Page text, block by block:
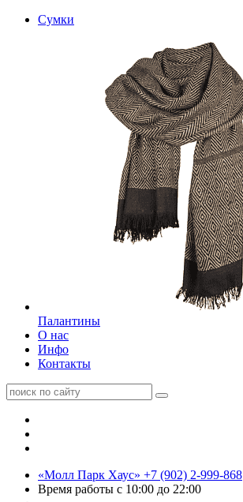
Сумки
Палантины
О нас
Инфо
Контакты
«Молл Парк Хаус» +7 (902) 2-999-868
Время работы с 10:00 до 22:00